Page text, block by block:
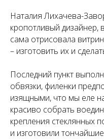
Наталия Лихачева-
кропотливый дизайнер,
сама отрисовала
– изготовить их и
Последний пункт
обвязки, филенки
изящными, что мы еле
красиво собрать
крепления стеклянных
и изготовили